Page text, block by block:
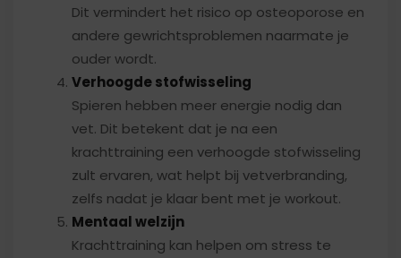
Dit vermindert het risico op osteoporose en
andere gewrichtsproblemen naarmate je
ouder wordt.
Verhoogde stofwisseling
Spieren hebben meer energie nodig dan
vet. Dit betekent dat je na een
krachttraining een verhoogde stofwisseling
zult ervaren, wat helpt bij vetverbranding,
zelfs nadat je klaar bent met je workout.
Mentaal welzijn
Krachttraining kan helpen om stress te